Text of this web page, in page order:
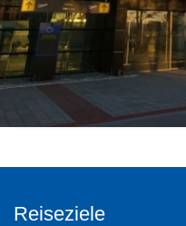
Reiseziele